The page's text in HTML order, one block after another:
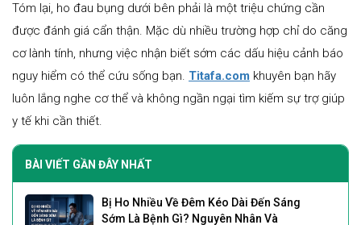
Tóm lại, ho đau bụng dưới bên phải là một triệu chứng cần
được đánh giá cẩn thận. Mặc dù nhiều trường hợp chỉ do căng
cơ lành tính, nhưng việc nhận biết sớm các dấu hiệu cảnh báo
nguy hiểm có thể cứu sống bạn. Titafa.com khuyên bạn hãy
luôn lắng nghe cơ thể và không ngần ngại tìm kiếm sự trợ giúp
y tế khi cần thiết.
BÀI VIẾT GẦN ĐÂY NHẤT
Bị Ho Nhiều Về Đêm Kéo Dài Đến Sáng
Sớm Là Bệnh Gì? Nguyên Nhân Và